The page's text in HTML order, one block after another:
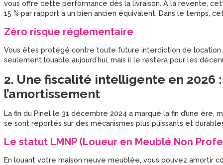
vous offre cette performance dès la livraison. À la revente,
15 % par rapport à un bien ancien équivalent. Dans le temps,
Zéro risque réglementaire
Vous êtes protégé contre toute future interdiction de location
seulement louable aujourd’hui, mais il le restera pour les
2. Une fiscalité intelligente en 2026 :
l’amortissement
La fin du Pinel le 31 décembre 2024 a marqué la fin d’une ère,
se sont reportés sur des mécanismes plus puissants et
Le statut LMNP (Loueur en Meublé Non
En louant votre maison neuve meublée, vous pouvez amortir